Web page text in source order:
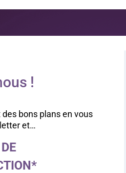
!
bons plans en vous
et…